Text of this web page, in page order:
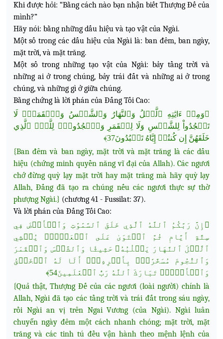
Khi được hỏi: “Bằng cách nào bạn nhận biết Thượng Đế của
mình?”
Hãy nói: bằng những dấu hiệu và tạo vật của Ngài.
Một số trong các dấu hiệu của Ngài là: ban đêm, ban ngày,
mặt trời, và mặt trăng.
Một số trong những tạo vật của Ngài: bảy tầng trời và
những ai ở trong chúng, bảy trái đất và những ai ở trong
chúng, và những gì ở giữa chúng.
Bằng chứng là lời phán của Đấng Tối Cao:
﴿وَمِنۡ ءَايَٰتِهِ ٱلَّيۡلُ وَٱلنَّهَارُ وَٱلشَّمۡسُ وَٱلۡقَمَرُۚ لَا
تَسۡجُدُواْ لِلشَّمۡسِ وَلَا لِلۡقَمَرِ وَٱسۡجُدُواْۤ لِلَّهِۤ ٱلَّذِي
خَلَقَهُنَّ إِن كُنتُمۡ إِيَّاهُ تَعۡبُدُونَ37﴾
{Ban đêm và ban ngày, mặt trời và mặt trăng là các dấu
hiệu (chứng minh quyền năng vĩ đại của Allah). Các ngươi
chớ đừng quỳ lạy mặt trời hay mặt trăng mà hãy quỳ lạy
Allah, Đấng đã tạo ra chúng nếu các ngươi thực sự thờ
phượng Ngài.} (chương 41 - Fussilat: 37).
Và lời phán của Đấng Tối Cao:
﴿إِنَّ رَبَّكُمُ ٱللَّهُ ٱلَّذِي خَلَقَ ٱلسَّمَٰوَٰتِ وَٱلۡأَرۡضَ فِي
سِتَّةِ أَيَّامٖ ثُمَّ ٱسۡتَوَىٰ عَلَى ٱلۡعَرۡشِۖ يُغۡشِي
ٱلَّيۡلَ ٱلنَّهَارَ يَطۡلُبُهُۥ حَثِيثٗا وَٱلشَّمۡسَ وَٱلۡقَمَرَ
وَٱلنُّجُومَ مُسَخَّرَٰتِۭ بِأَمۡرِهِۦٓۗ أَلَا لَهُ ٱلۡخَلۡقُ
وَٱلۡأَمۡرُۗ تَبَارَكَ ٱللَّهُ رَبُّ ٱلۡعَٰلَمِينَ54﴾
{Quả thật, Thượng Đế của các ngươi (loài người) chính là
Allah, Ngài đã tạo các tầng trời và trái đất trong sáu ngày,
rồi Ngài an vị trên Ngai Vương (của Ngài). Ngài luân
chuyển ngày đêm một cách nhanh chóng; mặt trời, mặt
trăng và các tinh tú đều vận hành theo mệnh lệnh của